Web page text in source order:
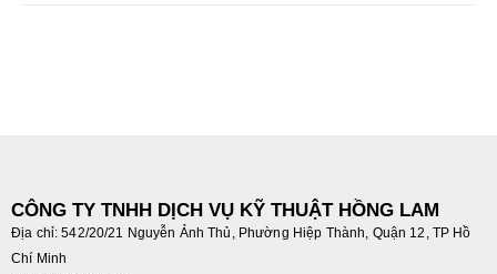
CÔNG TY TNHH DỊCH VỤ KỸ THUẬT HỒNG LAM
Địa chỉ: 542/20/21 Nguyễn Ảnh Thủ, Phường Hiệp Thành, Quận 12, TP Hồ
Chí Minh